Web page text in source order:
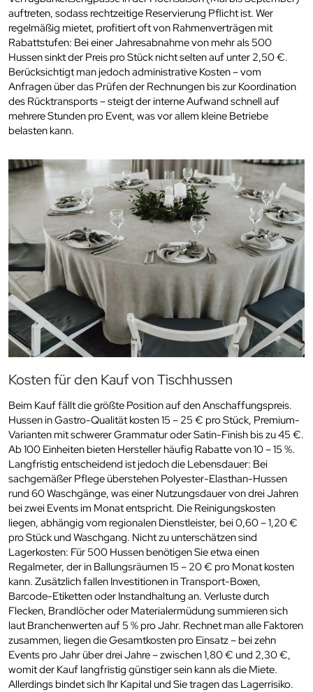
auftreten, sodass rechtzeitige Reservierung Pflicht ist. Wer
regelmäßig mietet, profitiert oft von Rahmenverträgen mit
Rabattstufen: Bei einer Jahresabnahme von mehr als 500
Hussen sinkt der Preis pro Stück nicht selten auf unter 2,50 €.
Berücksichtigt man jedoch administrative Kosten – vom
Anfragen über das Prüfen der Rechnungen bis zur Koordination
des Rücktransports – steigt der interne Aufwand schnell auf
mehrere Stunden pro Event, was vor allem kleine Betriebe
belasten kann.
Kosten für den Kauf von Tischhussen
Beim Kauf fällt die größte Position auf den Anschaffungspreis.
Hussen in Gastro-Qualität kosten 15 – 25 € pro Stück, Premium-
Varianten mit schwerer Grammatur oder Satin-Finish bis zu 45 €.
Ab 100 Einheiten bieten Hersteller häufig Rabatte von 10 – 15 %.
Langfristig entscheidend ist jedoch die Lebensdauer: Bei
sachgemäßer Pflege überstehen Polyester-Elasthan-Hussen
rund 60 Waschgänge, was einer Nutzungsdauer von drei Jahren
bei zwei Events im Monat entspricht. Die Reinigungskosten
liegen, abhängig vom regionalen Dienstleister, bei 0,60 – 1,20 €
pro Stück und Waschgang. Nicht zu unterschätzen sind
Lagerkosten: Für 500 Hussen benötigen Sie etwa einen
Regalmeter, der in Ballungsräumen 15 – 20 € pro Monat kosten
kann. Zusätzlich fallen Investitionen in Transport-Boxen,
Barcode-Etiketten oder Instandhaltung an. Verluste durch
Flecken, Brandlöcher oder Materialermüdung summieren sich
laut Branchenwerten auf 5 % pro Jahr. Rechnet man alle Faktoren
zusammen, liegen die Gesamtkosten pro Einsatz – bei zehn
Events pro Jahr über drei Jahre – zwischen 1,80 € und 2,30 €,
womit der Kauf langfristig günstiger sein kann als die Miete.
Allerdings bindet sich Ihr Kapital und Sie tragen das Lagerrisiko.